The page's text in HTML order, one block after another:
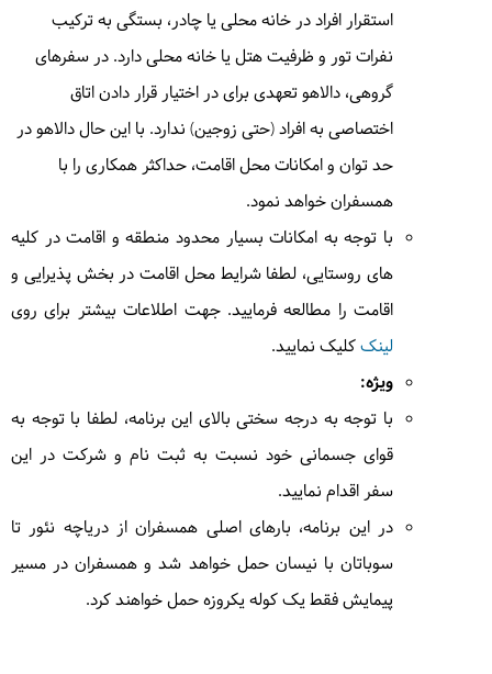
جمعه June 12, 2026 | 1405/03/22
بعد از صرف صبحانه، به سمت تالش حرکت می‌کنیم. بین
مسیر توقفی برای صرف چای خواهیم داشت. بعد از
رسیدن به تالش و صرف ناهار، با خاطرات خوش راهی
تهران می‌شویم.
حدود 8 ساعت در وسیله نقلیه
صبحانه در خانه محلی توسط دالاهو ناهار در رستوران توسط
گردشگر
4
درخانه محلی | به عهده دالاهو
در رستوران | به عهده گردشگر
استقرار افراد در خانه محلی یا چادر، بستگی به ترکیب
نفرات تور و ظرفیت هتل یا خانه محلی دارد. در سفرهای
گروهی، دالاهو تعهدی برای در اختیار قرار دادن اتاق
اختصاصی به افراد (حتی زوجین) ندارد. با این حال دالاهو در
حد توان و امکانات محل اقامت، حداکثر همکاری را با
همسفران خواهد نمود.
با توجه به امکانات بسیار محدود منطقه و اقامت در کلیه
های روستایی، لطفا شرایط محل اقامت در بخش پذیرایی و
اقامت را مطالعه فرمایید. جهت اطلاعات بیشتر برای روی
لینککلیک نمایید.
ویژه:
با توجه به درجه سختی بالای این برنامه، لطفا با توجه به
قوای جسمانی خود نسبت به ثبت نام و شرکت در این
سفر اقدام نمایید.
در این برنامه، بارهای اصلی همسفران از دریاچه نئور تا
سوباتان با نیسان حمل خواهد شد و همسفران در مسیر
پیمایش فقط یک کوله یکروزه حمل خواهند کرد.